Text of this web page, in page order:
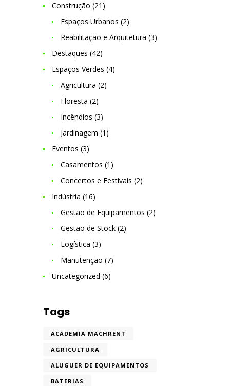
Construção (21)
Espaços Urbanos (2)
Reabilitação e Arquitetura (3)
Destaques (42)
Espaços Verdes (4)
Agricultura (2)
Floresta (2)
Incêndios (3)
Jardinagem (1)
Eventos (3)
Casamentos (1)
Concertos e Festivais (2)
Indústria (16)
Gestão de Equipamentos (2)
Gestão de Stock(2)
Logística (3)
Manutenção (7)
Uncategorized (6)
Tags
ACADEMIA MACHRENT
AGRICULTURA
ALUGUER DE EQUIPAMENTOS
BATERIAS